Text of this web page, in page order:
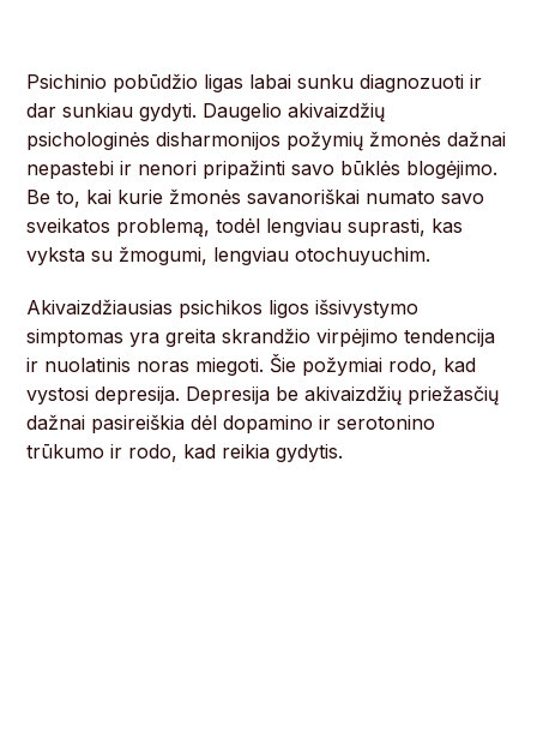
Psichinio pobūdžio ligas labai sunku diagnozuoti ir
dar sunkiau gydyti. Daugelio akivaizdžių
psichologinės disharmonijos požymių žmonės dažnai
nepastebi ir nenori pripažinti savo būklės blogėjimo.
Be to, kai kurie žmonės savanoriškai numato savo
sveikatos problemą, todėl lengviau suprasti, kas
vyksta su žmogumi, lengviau otochuyuchim.
Akivaizdžiausias psichikos ligos išsivystymo
simptomas yra greita skrandžio virpėjimo tendencija
ir nuolatinis noras miegoti. Šie požymiai rodo, kad
vystosi depresija. Depresija be akivaizdžių priežasčių
dažnai pasireiškia dėl dopamino ir serotonino
trūkumo ir rodo, kad reikia gydytis.